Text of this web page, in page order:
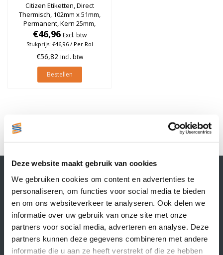
Deze website maakt gebruik van cookies
We gebruiken cookies om content en advertenties te
personaliseren, om functies voor social media te bieden
en om ons websiteverkeer te analyseren. Ook delen we
informatie over uw gebruik van onze site met onze
partners voor social media, adverteren en analyse. Deze
partners kunnen deze gegevens combineren met andere
informatie die u aan ze heeft verstrekt of die ze hebben
Citizen Etiketten, Direct
Thermisch, 102mm x 51mm,
Permanent, Kern 25mm,
Geel, rol à 1.370 stuks
€46,96 Excl. btw
Stukprijs: €46,96 / Per Rol
€56,82 Incl. btw
Bestellen
1
Contactgegevens
Supply Service B.V.
Nijverheidsstraat 25-K
3861 RJ Nijkerk
info@supplyservice.nl
+31 33 468 13 42
KvK nummer: 66384737